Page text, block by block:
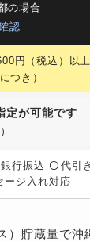
の場合
認
円（税込）以
つき）
定が可能です
銀行振込 〇 代引き
ージ入れ対応
）貯蔵量で沖